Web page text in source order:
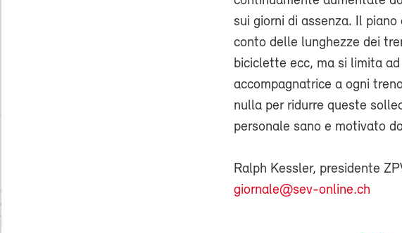
sui giorni di assenza. Il
conto delle lunghezze dei
biciclette ecc, ma si limita
accompagnatrice a ogni
nulla per ridurre queste
personale sano e motivato
Ralph Kessler, presidente
giornale@sev-online.ch